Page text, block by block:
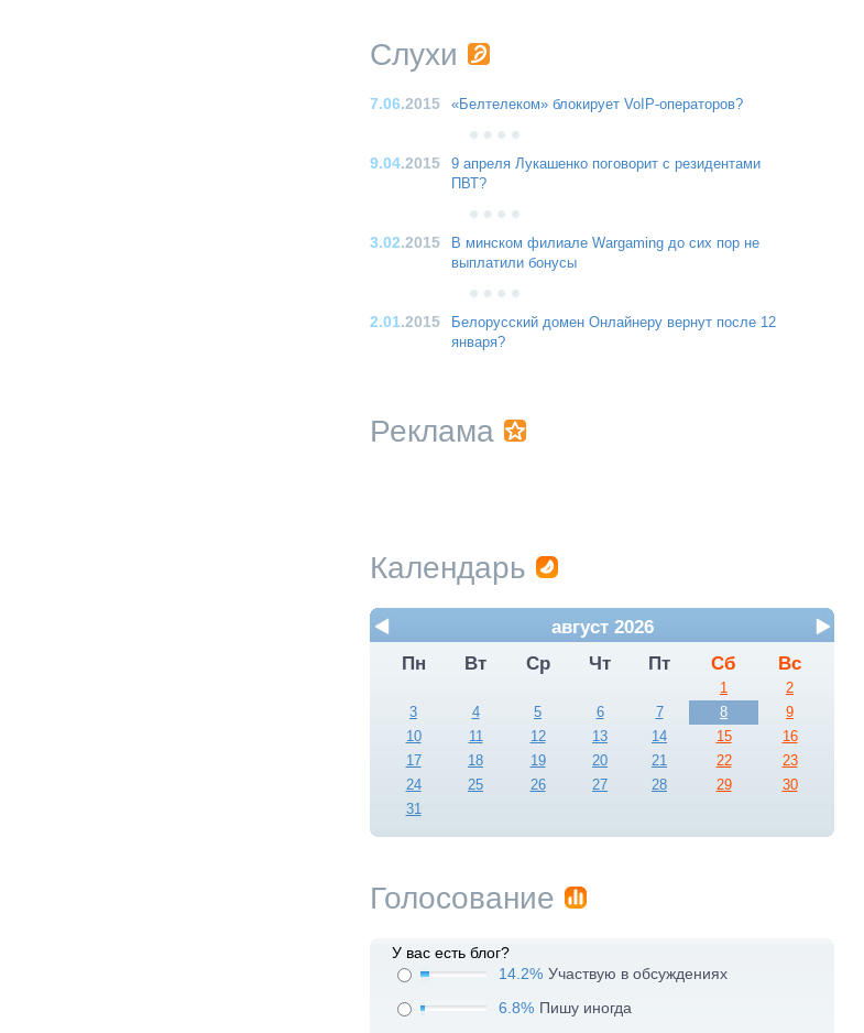
Слухи
7.06.2015 «Белтелеком» блокирует VoIP-операторов?
9.04.2015
9 апреля Лукашенко поговорит с резидентами
ПВТ?
3.02.2015
В минском филиале Wargaming до сих пор не
выплатили бонусы
2.01.2015
Белорусский домен Онлайнеру вернут после 12
января?
Реклама
Календарь
август 2026
Пн
Вт Ср Чт Пт Сб Вс
1
2
3
4 5 6 7 8
9
10
11 12 13 14 15
16
17
18 19 20 21 22
23
24
25 26 27 28 29
30
31
Голосование
У вас есть блог?
14.2% Участвую в обсуждениях
6.8% Пишу иногда